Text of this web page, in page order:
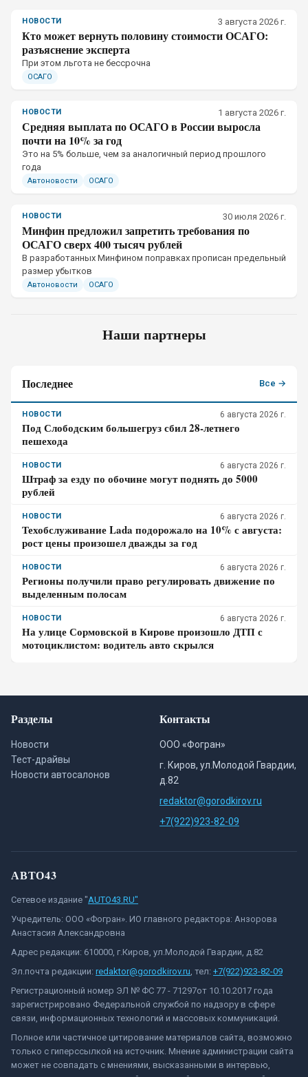
НОВОСТИ 3 августа 2026 г.
Кто может вернуть половину стоимости ОСАГО:
разъяснение эксперта
При этом льгота не бессрочна
ОСАГО
НОВОСТИ 1 августа 2026 г.
Средняя выплата по ОСАГО в России выросла
почти на 10% за год
Это на 5% больше, чем за аналогичный период прошлого
года
Автоновости ОСАГО
НОВОСТИ 30 июля 2026 г.
Минфин предложил запретить требования по
ОСАГО сверх 400 тысяч рублей
В разработанных Минфином поправках прописан предельный
размер убытков
Автоновости ОСАГО
Наши партнеры
Последнее Все →
НОВОСТИ 6 августа 2026 г.
Под Слободским большегруз сбил 28-летнего
пешехода
НОВОСТИ 6 августа 2026 г.
Штраф за езду по обочине могут поднять до 5000
рублей
НОВОСТИ 6 августа 2026 г.
Техобслуживание Lada подорожало на 10% с августа:
рост цены произошел дважды за год
НОВОСТИ 6 августа 2026 г.
Регионы получили право регулировать движение по
выделенным полосам
НОВОСТИ 6 августа 2026 г.
На улице Сормовской в Кирове произошло ДТП с
мотоциклистом: водитель авто скрылся
Разделы
Новости
Тест-драйвы
Новости автосалонов
Контакты
ООО «Фогран»
г. Киров, ул.Молодой Гвардии,
д.82
redaktor@gorodkirov.ru
+7(922)923-82-09
АВТО43
Сетевое издание "AUTO43.RU"
Учредитель: ООО «Фогран». ИО главного редактора: Анзорова
Анастасия Александровна
Адрес редакции: 610000, г.Киров, ул.Молодой Гвардии, д.82
Эл.почта редакции: redaktor@gorodkirov.ru, тел: +7(922)923-82-09
Регистрационный номер ЭЛ № ФС 77 - 71297от 10.10.2017 года
зарегистрировано Федеральной службой по надзору в сфере
связи, информационных технологий и массовых коммуникаций.
Полное или частичное цитирование материалов сайта, возможно
только с гиперссылкой на источник. Мнение администрации сайта
может не совпадать с мнениями, высказанными в интервью,